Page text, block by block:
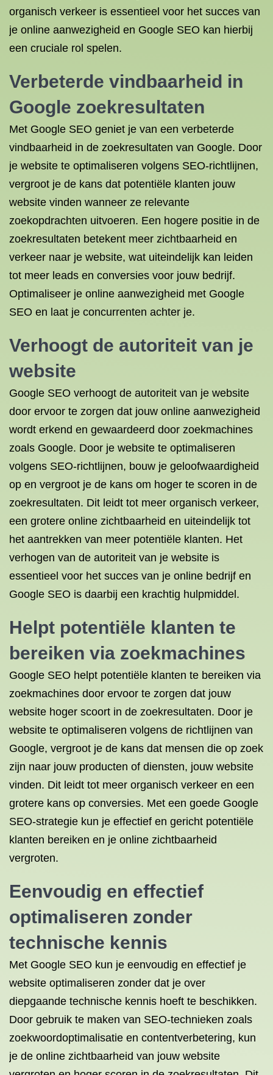
organisch verkeer is essentieel voor het succes van
je online aanwezigheid en Google SEO kan hierbij
een cruciale rol spelen.
Verbeterde vindbaarheid in
Google zoekresultaten
Met Google SEO geniet je van een verbeterde
vindbaarheid in de zoekresultaten van Google. Door
je website te optimaliseren volgens SEO-richtlijnen,
vergroot je de kans dat potentiële klanten jouw
website vinden wanneer ze relevante
zoekopdrachten uitvoeren. Een hogere positie in de
zoekresultaten betekent meer zichtbaarheid en
verkeer naar je website, wat uiteindelijk kan leiden
tot meer leads en conversies voor jouw bedrijf.
Optimaliseer je online aanwezigheid met Google
SEO en laat je concurrenten achter je.
Verhoogt de autoriteit van je
website
Google SEO verhoogt de autoriteit van je website
door ervoor te zorgen dat jouw online aanwezigheid
wordt erkend en gewaardeerd door zoekmachines
zoals Google. Door je website te optimaliseren
volgens SEO-richtlijnen, bouw je geloofwaardigheid
op en vergroot je de kans om hoger te scoren in de
zoekresultaten. Dit leidt tot meer organisch verkeer,
een grotere online zichtbaarheid en uiteindelijk tot
het aantrekken van meer potentiële klanten. Het
verhogen van de autoriteit van je website is
essentieel voor het succes van je online bedrijf en
Google SEO is daarbij een krachtig hulpmiddel.
Helpt potentiële klanten te
bereiken via zoekmachines
Google SEO helpt potentiële klanten te bereiken via
zoekmachines door ervoor te zorgen dat jouw
website hoger scoort in de zoekresultaten. Door je
website te optimaliseren volgens de richtlijnen van
Google, vergroot je de kans dat mensen die op zoek
zijn naar jouw producten of diensten, jouw website
vinden. Dit leidt tot meer organisch verkeer en een
grotere kans op conversies. Met een goede Google
SEO-strategie kun je effectief en gericht potentiële
klanten bereiken en je online zichtbaarheid
vergroten.
Eenvoudig en effectief
optimaliseren zonder
technische kennis
Met Google SEO kun je eenvoudig en effectief je
website optimaliseren zonder dat je over
diepgaande technische kennis hoeft te beschikken.
Door gebruik te maken van SEO-technieken zoals
zoekwoordoptimalisatie en contentverbetering, kun
je de online zichtbaarheid van jouw website